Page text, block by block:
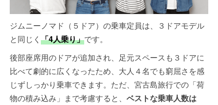
ジムニーノマド（５ドア）の乗車定員は、３ドアモデル
と同じく 「4人乗り」です。
後部座席用のドアが追加され、足元スペースも３ドアに
比べて劇的に広くなったため、大人４名でも窮屈さを感
じずしっかり乗車できます。ただ、宮古島旅行での「荷
物の積み込み」まで考慮すると、 ベストな乗車人数は